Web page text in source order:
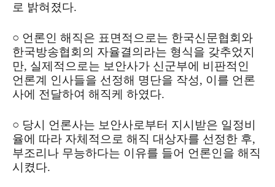
로 밝혀졌다.
○ 언론인 해직은 표면적으로는 한국신문협회와
한국방송협회의 자율결의라는 형식을 갖추었지
만, 실제적으로는 보안사가 신군부에 비판적인
언론계 인사들을 선정해 명단을 작성, 이를 언론
사에 전달하여 해직케 하였다.
○ 당시 언론사는 보안사로부터 지시받은 일정비
율에 따라 자체적으로 해직 대상자를 선정한 후,
부조리나 무능하다는 이유를 들어 언론인을 해직
시켰다.